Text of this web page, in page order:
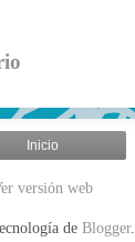
Inicio
versión web
de Blogger.